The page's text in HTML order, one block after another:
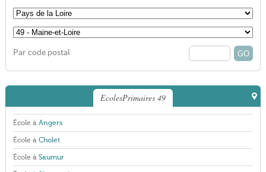
Par code postal
EcolesPrimaires 49
École à Angers
École à Cholet
École à Saumur